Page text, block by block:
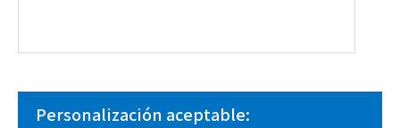
Personalización aceptable: